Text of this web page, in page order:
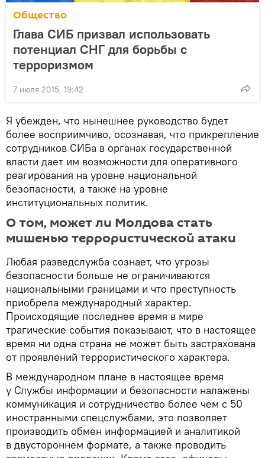
Общество
Глава СИБ призвал использовать
потенциал СНГ для борьбы с
терроризмом
7 июля 2015, 19:42
Я убежден, что нынешнее руководство будет
более восприимчиво, осознавая, что прикрепление
сотрудников СИБа в органах государственной
власти дает им возможности для оперативного
реагирования на уровне национальной
безопасности, а также на уровне
институциональных политик.
О том, может ли Молдова стать
мишенью террористической атаки
Любая разведслужба сознает, что угрозы
безопасности больше не ограничиваются
национальными границами и что преступность
приобрела международный характер.
Происходящие последнее время в мире
трагические события показывают, что в настоящее
время ни одна страна не может быть застрахована
от проявлений террористического характера.
В международном плане в настоящее время
у Службы информации и безопасности налажены
коммуникация и сотрудничество более чем с 50
иностранными спецслужбами, это позволяет
производить обмен информацией и аналитикой
в двустороннем формате, а также проводить